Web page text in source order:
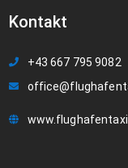
Kontakt
+43 667 795 9082